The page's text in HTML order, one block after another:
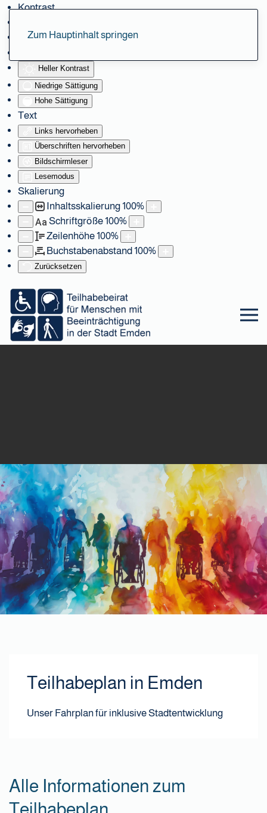
Kontrast
Monochrom
Heller Kontrast
Niedrige Sättigung
Hohe Sättigung
Text
Links hervorheben
Überschriften hervorheben
Bildschirmleser
Lesemodus
Skalierung
Inhaltsskalierung100%
Aa Schriftgröße100%
Zeilenhöhe100%
Buchstabenabstand100%
Zurücksetzen
Zum Hauptinhalt springen
Teilhabeplan in Emden
Unser Fahrplan für inklusive Stadtentwicklung
Alle Informationen zum